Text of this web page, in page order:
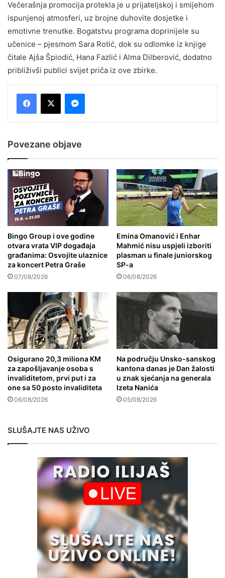
Večerašnja promocija protekla je u prijateljskoj i smijehom
ispunjenoj atmosferi, uz brojne duhovite dosjetke i
emotivne trenutke. Bogatstvu programa doprinijele su
učenice – pjesmom Sara Rotić, dok su odlomke iz knjige
čitale Ajša Špiodić, Hana Fazlić i Alma Dilberović, dodatno
približivši publici svijet priča iz ove zbirke.
Povezane objave
Bingo Group i ove godine
otvara vrata VIP događaja
građanima: Osvojite ulaznice
za koncert Petra Graše
07/08/2026
Emina Omanović i Enhar
Mahmić nisu uspjeli izboriti
plasman u finale juniorskog
SP-a
06/08/2026
Osigurano 20,3 miliona KM
za zapošljavanje osoba s
invaliditetom, prvi put i za
one sa 50 posto invaliditeta
06/08/2026
Na području Unsko-sanskog
kantona danas je Dan žalosti
u znak sjećanja na generala
Izeta Nanića
05/08/2026
SLUŠAJTE NAS UŽIVO